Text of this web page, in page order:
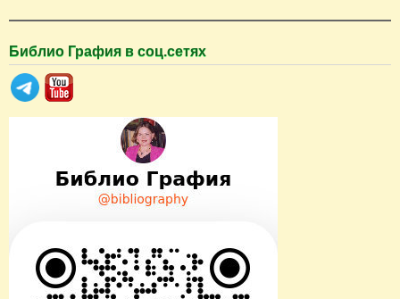
Библио Графия в соц.сетях